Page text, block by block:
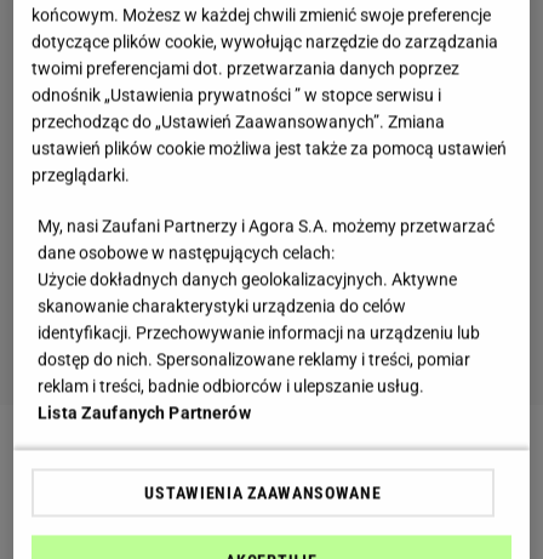
Makaron orzo jest przepyszny, delikatny, a
końcowym. Możesz w każdej chwili zmienić swoje preferencje
dotyczące plików cookie, wywołując narzędzie do zarządzania
twoimi preferencjami dot. przetwarzania danych poprzez
odnośnik „Ustawienia prywatności ” w stopce serwisu i
przechodząc do „Ustawień Zaawansowanych”. Zmiana
ustawień plików cookie możliwa jest także za pomocą ustawień
przeglądarki.
My, nasi Zaufani Partnerzy i Agora S.A. możemy przetwarzać
dane osobowe w następujących celach:
Użycie dokładnych danych geolokalizacyjnych. Aktywne
skanowanie charakterystyki urządzenia do celów
identyfikacji. Przechowywanie informacji na urządzeniu lub
dostęp do nich. Spersonalizowane reklamy i treści, pomiar
reklam i treści, badnie odbiorców i ulepszanie usług.
Lista Zaufanych Partnerów
USTAWIENIA ZAAWANSOWANE